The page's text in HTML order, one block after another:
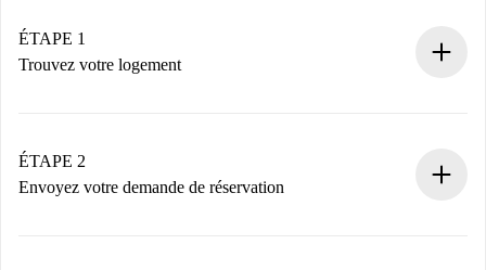
ÉTAPE 1
Trouvez votre logement
Vous disposez à l’avance de toutes les informations
nécessaires.
ÉTAPE 2
Envoyez votre demande de réservation